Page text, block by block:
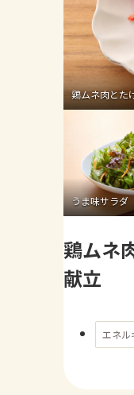
鶏ムネ肉とた
うま味サラダ
鶏ムネ
献立
エネル